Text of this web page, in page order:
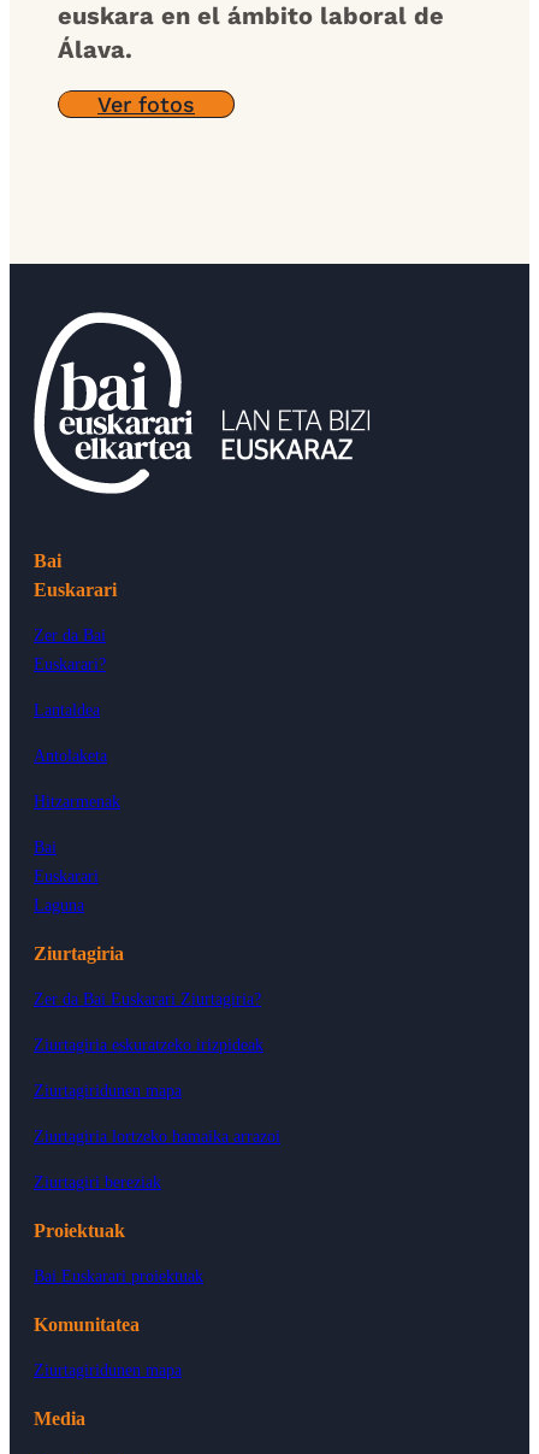
euskara en el ámbito laboral de
Álava.
Ver fotos
Bai
Euskarari
Zer da Bai
Euskarari?
Lantaldea
Antolaketa
Hitzarmenak
Bai
Euskarari
Laguna
Ziurtagiria
Zer da Bai Euskarari Ziurtagiria?
Ziurtagiria eskuratzeko irizpideak
Ziurtagiridunen mapa
Ziurtagiria lortzeko hamaika arrazoi
Ziurtagiri bereziak
Proiektuak
Bai Euskarari proiektuak
Komunitatea
Ziurtagiridunen mapa
Media